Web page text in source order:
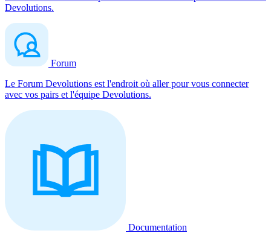
Devolutions.
Forum
Le Forum Devolutions est l'endroit où aller pour vous connecter
avec vos pairs et l'équipe Devolutions.
Documentation